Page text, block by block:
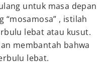
untuk masa depan
“mosamosa” , istilah
lebat atau kusut.
membantah bahwa
lebat.